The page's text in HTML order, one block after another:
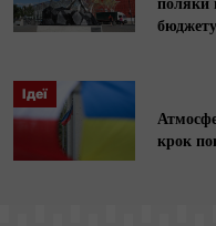
бюджету
Ідеї
крок